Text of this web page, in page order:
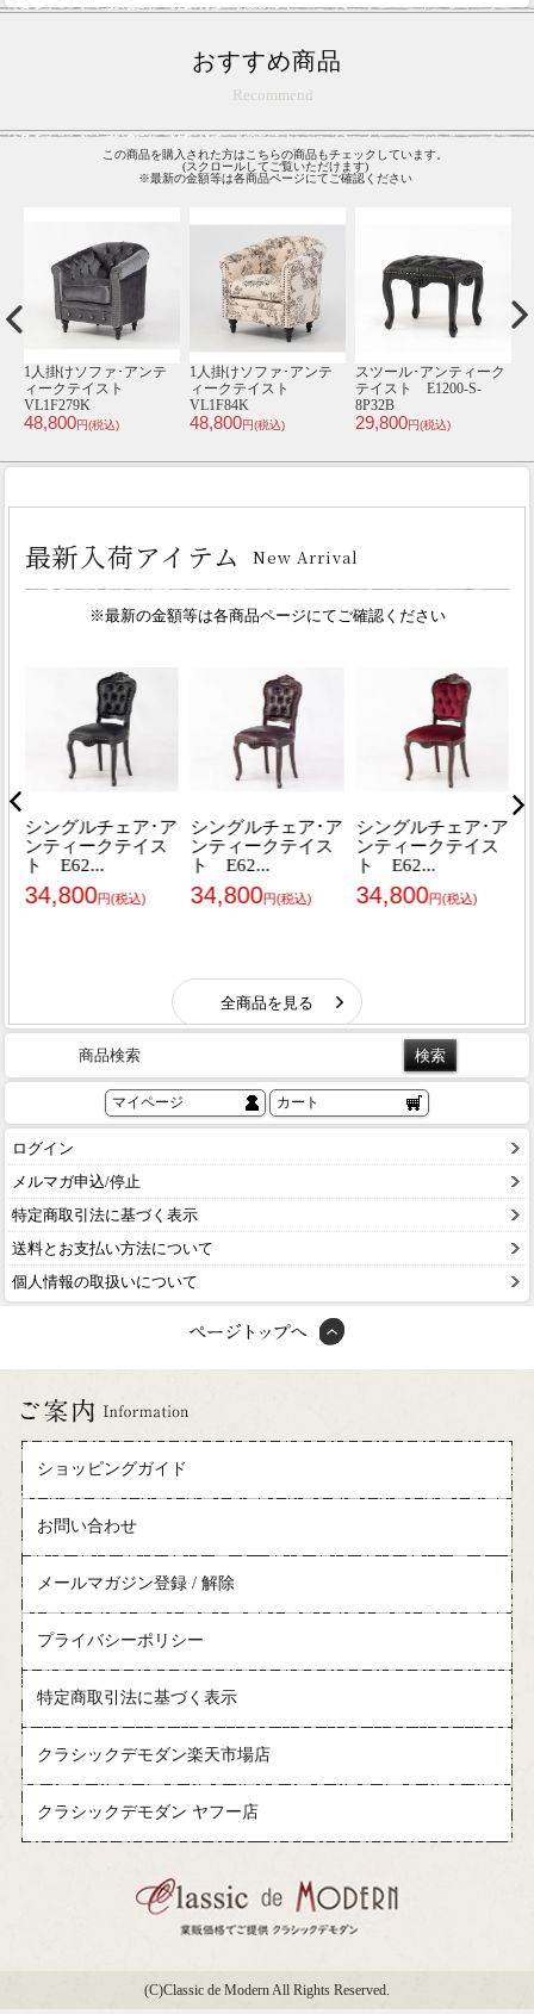
おすすめ商品
Recommend
この商品を購入された方はこちらの商品もチェックしています。
(スクロールしてご覧いただけます)
※最新の金額等は各商品ページにてご確認ください
ンティーク
S-
込)
1人掛けソファ･アンテ
ィークテイスト
ST1002-1-10F112B
89,800 円(税込)
1人掛けソファ･アンテ
ィークテイスト
ST1008-1W-10F92B
109,800 円(税込)
シングルチェア
ィークテイス
44,800
商品検索
マイページ カート
ログイン
メルマガ申込/停止
特定商取引法に基づく表示
送料とお支払い方法について
個人情報の取扱いについて
ショッピングガイド
お問い合わせ
メールマガジン登録 / 解除
プライバシーポリシー
特定商取引法に基づく表示
クラシックデモダン楽天市場店
クラシックデモダン ヤフー店
(C)Classic de Modern All Rights Reserved.